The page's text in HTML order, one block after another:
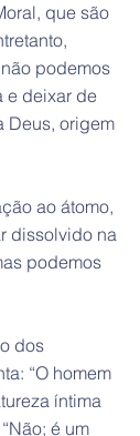
que são
podemos
e deixar de
Deus, origem
ao átomo,
dissolvido na
podemos
dos
“O homem
íntima
é um